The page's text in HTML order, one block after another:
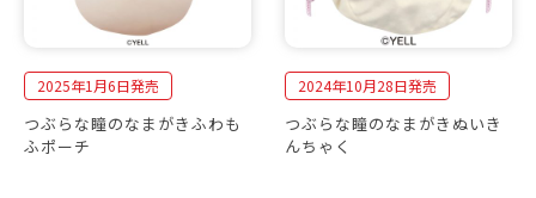
2025年1月6日発売
つぶらな瞳のなまがきふわも
ふポーチ
2024年10月28日発売
つぶらな瞳のなまがきぬいき
んちゃく